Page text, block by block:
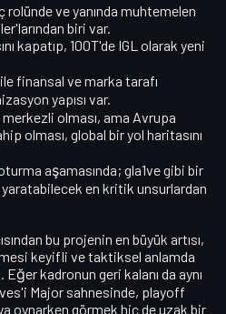
rolünde ve yanında muhtemelen
biri var.
kapatıp, 100T'de IGL olarak yeni
ile finansal ve marka tarafı
yapısı var.
merkezli olması, ama Avrupa
olması, global bir yol haritasını
aşamasında; gla1ve gibi bir
en kritik unsurlardan
bu projenin en büyük artısı,
keyifli ve taktiksel anlamda
kadronun geri kalanı da aynı
Major sahnesinde, playoff
oynarken görmek hiç de uzak bir